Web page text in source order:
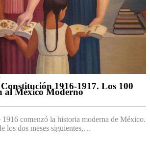
1916-1917. Los 100
al México Moderno
1916 comenzó la historia moderna de México.
los dos meses siguientes,…